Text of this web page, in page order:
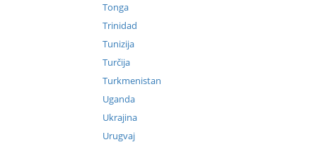
Tonga
Trinidad
Tunizija
Turčija
Turkmenistan
Uganda
Ukrajina
Urugvaj